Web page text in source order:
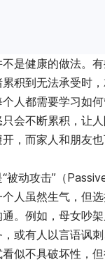
是健康的做法。
积到无法承受时
人都需要学习如
会不断累积，让
，而家人和朋友
被动攻击”（
人虽然生气，但
。例如，母女吵
或有人以言语讽
似不具破坏性，